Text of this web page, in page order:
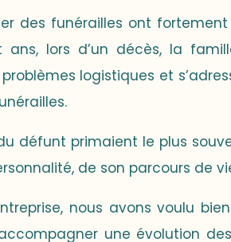
des funérailles ont
lors d’un décès, la
logistiques et
défunt primaient le plus
de son parcours de
nous avons voulu
une évolution